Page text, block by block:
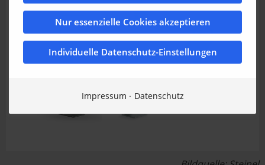
Nur essenzielle Cookies akzeptieren
Individuelle Datenschutz-Einstellungen
Impressum Datenschutz